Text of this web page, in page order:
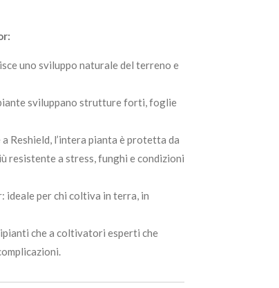
uno sviluppo naturale del terreno e
sviluppano strutture forti, foglie
Reshield, l’intera pianta è protetta da
resistente a stress, funghi e condizioni
per chi coltiva in terra, in
che a coltivatori esperti che